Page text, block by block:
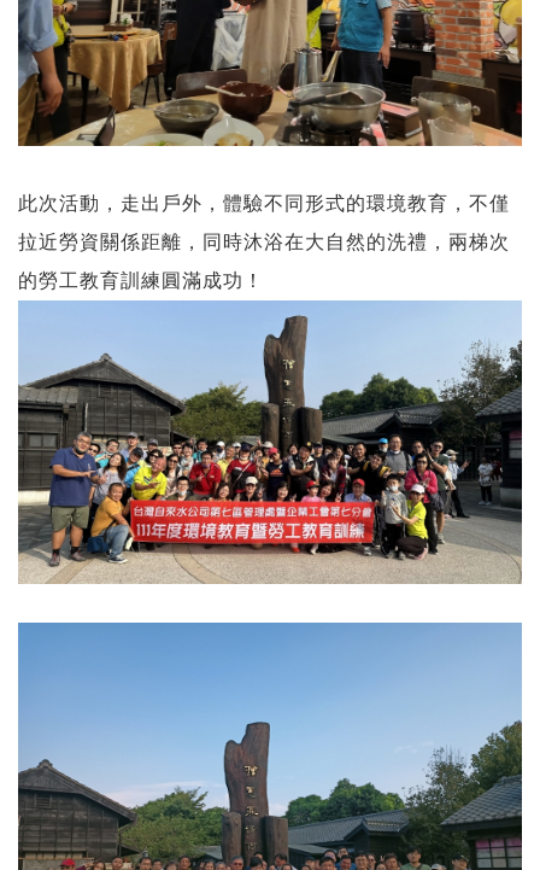
此次活動，走出戶外，體驗不同形式的環境教育，不僅
拉近勞資關係距離，同時沐浴在大自然的洗禮，兩梯次
的勞工教育訓練圓滿成功！